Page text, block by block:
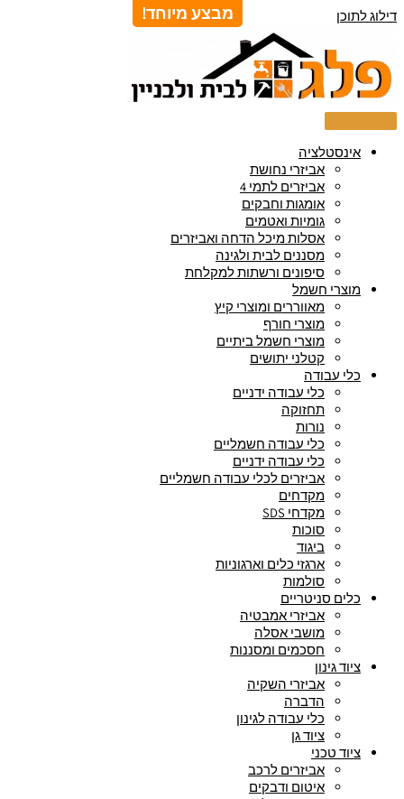
דילוג לתוכן
אינסטלציה
אביזרי נחושת
אביזרים לתמי 4
אומגות וחבקים
גומיות ואטמים
אסלות מיכל הדחה ואביזרים
מסננים לבית ולגינה
סיפונים ורשתות למקלחת
מוצרי חשמל
מאווררים ומוצרי קיץ
מוצרי חורף
מוצרי חשמל ביתיים
קטלני יתושים
כלי עבודה
כלי עבודה ידניים
תחזוקה
נורות
כלי עבודה חשמליים
כלי עבודה ידניים
אביזרים לכלי עבודה חשמליים
מקדחים
מקדחי SDS
סוכות
ביגוד
ארגזי כלים וארגוניות
סולמות
כלים סניטריים
אביזרי אמבטיה
מושבי אסלה
חסכמים ומסננות
ציוד גינון
אביזרי השקיה
הדברה
כלי עבודה לגינון
ציוד גן
ציוד טכני
אביזרים לרכב
איטום ודבקים
מבצע מיוחד!